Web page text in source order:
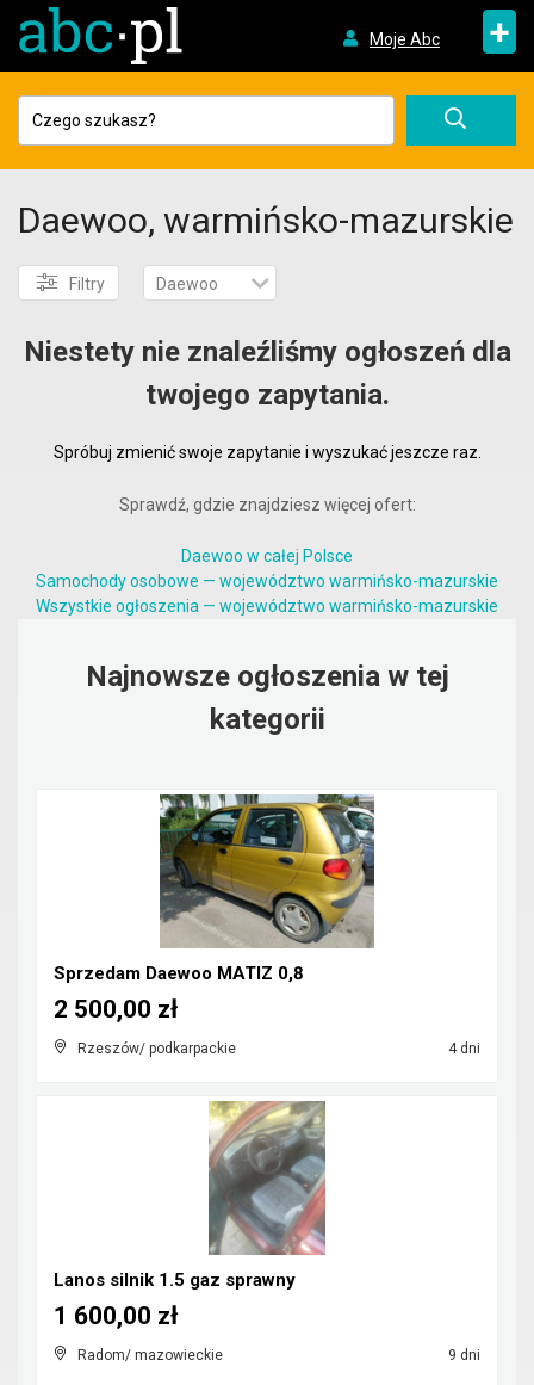
Moje Abc +
Daewoo, warmińsko-mazurskie
Filtry Daewoo
Niestety nie znaleźliśmy ogłoszeń dla
twojego zapytania.
Spróbuj zmienić swoje zapytanie i wyszukać jeszcze raz.
Sprawdź, gdzie znajdziesz więcej ofert:
Daewoo w całej Polsce
Samochody osobowe — województwo warmińsko-mazurskie
Wszystkie ogłoszenia — województwo warmińsko-mazurskie
Najnowsze ogłoszenia w tej
kategorii
Sprzedam Daewoo MATIZ 0,8
Rzeszów/ podkarpackie 4 dni
2 500,00 zł
Lanos silnik 1.5 gaz sprawny
Radom/ mazowieckie 9 dni
1 600,00 zł